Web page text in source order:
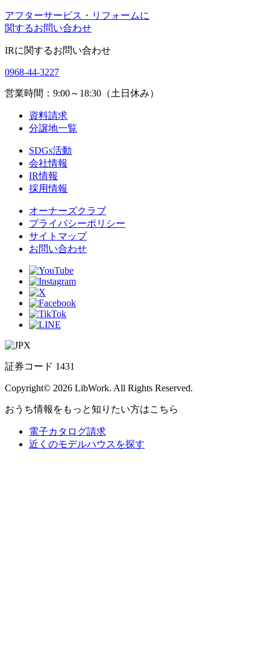
アフターサービス・リフォームに
関するお問い合わせ
IRに関するお問い合わせ
0968-44-3227
営業時間：9:00～18:30（土日休み）
資料請求
分譲地一覧
SDGs活動
会社情報
IR情報
採用情報
オーナーズクラブ
プライバシーポリシー
サイトマップ
お問い合わせ
証券コード 1431
Copyright© 2026 LibWork. All Rights Reserved.
おうち情報をもっと知りたい方はこちら
電子カタログ請求
近くのモデルハウスを探す